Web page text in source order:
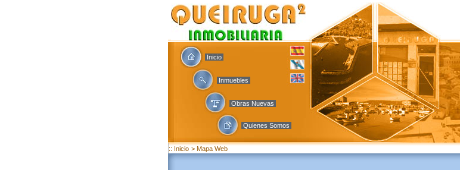
Inicio
Inmuebles
Obras Nuevas
Quienes Somos
:: Inicio > Mapa Web